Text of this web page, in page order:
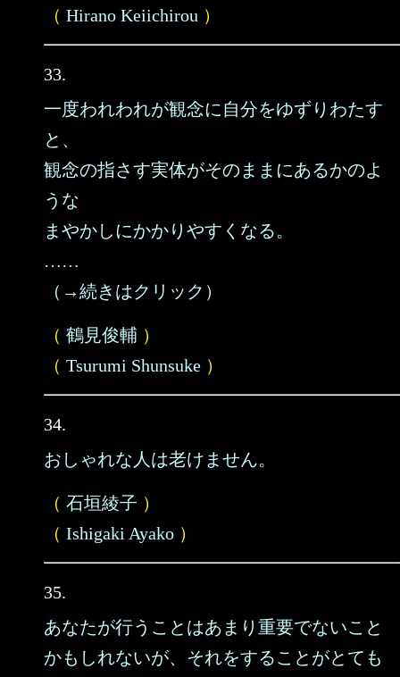
（ Hirano Keiichirou ）
33.
一度われわれが観念に自分をゆずりわたす
と、
観念の指さす実体がそのままにあるかのよ
うな
まやかしにかかりやすくなる。
……
（→続きはクリック）
（ 鶴見俊輔 ）
（ Tsurumi Shunsuke ）
34.
おしゃれな人は老けません。
（ 石垣綾子 ）
（ Ishigaki Ayako ）
35.
あなたが行うことはあまり重要でないこと
かもしれないが、それをすることがとても